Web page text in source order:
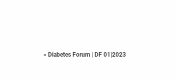
« Diabetes Forum DF 01|2023